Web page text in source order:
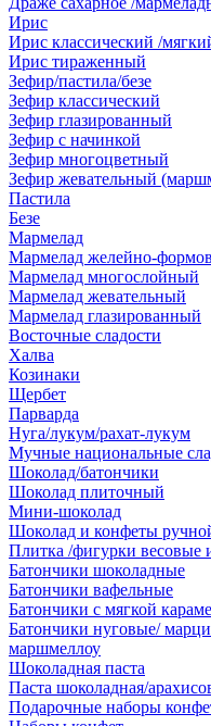
Ирис
Ирис классический /
Ирис тираженный
Зефир/пастила/безе
Зефир классический
Зефир глазированный
Зефир с начинкой
Зефир многоцветный
Зефир жевательный
Пастила
Безе
Мармелад
Мармелад желейно-
Мармелад многослойный
Мармелад жевательный
Мармелад глазированный
Восточные сладости
Халва
Козинаки
Щербет
Парварда
Нуга/лукум/рахат-лукум
Мучные национальные
Шоколад/батончики
Шоколад плиточный
Мини-шоколад
Шоколад и конфеты
Плитка /фигурки весовые
Батончики шоколадные
Батончики вафельные
Батончики с мягкой
Батончики нуговые/
маршмеллоу
Шоколадная паста
Паста шоколадная/
Подарочные наборы